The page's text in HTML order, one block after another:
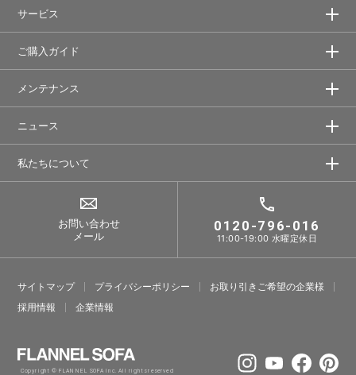
サービス
ご購入ガイド
メンテナンス
ニュース
私たちについて
お問い合わせ
メール
0120-796-016
11:00-19:00 水曜定休日
サイトマップ プライバシーポリシー
お取り引きご希望の企業様
採⽤情報
企業情報
Copyright © FLANNEL SOFA Inc. All rights reserved